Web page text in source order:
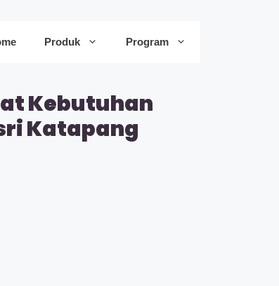
Produk Program
Kebutuhan
Katapang